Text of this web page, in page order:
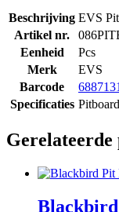
Beschrijving EVS
Artikel nr.
Eenheid
Pcs
Merk
EVS
Barcode
Specificaties Pitboard
Gerelateerde